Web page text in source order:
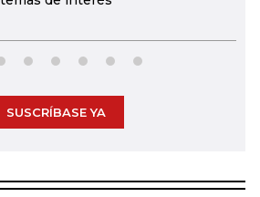
SUSCRÍBASE YA